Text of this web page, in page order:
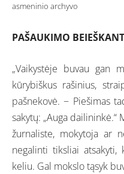
asmeninio archyvo
PAŠAUKIMO BEIEŠKANT
„Vaikystėje buvau gan
kūrybiškus rašinius,
pašnekovė. − Piešimas
sakytų: „Auga dailininkė.“
žurnaliste, mokytoja ar
negalinti tiksliai
keliu. Gal mokslo tąsyk